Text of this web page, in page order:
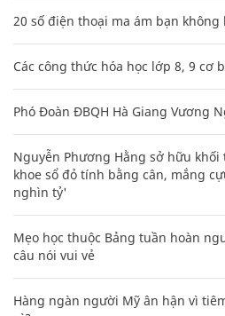
20 số điện thoại ma ám bạn
Các công thức hóa học lớp 8, 9 cơ
Phó Đoàn ĐBQH Hà Giang Vương
Nguyễn Phương Hằng sở hữu
khoe sổ đỏ tính bằng cân, mắng
nghìn tỷ'
Mẹo học thuộc Bảng tuần hoàn
câu nói vui vẻ
Hàng ngàn người Mỹ ân hận vì